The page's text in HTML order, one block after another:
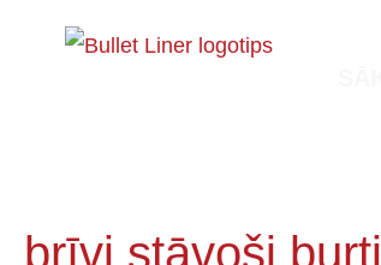
brīvi stāvoši burti